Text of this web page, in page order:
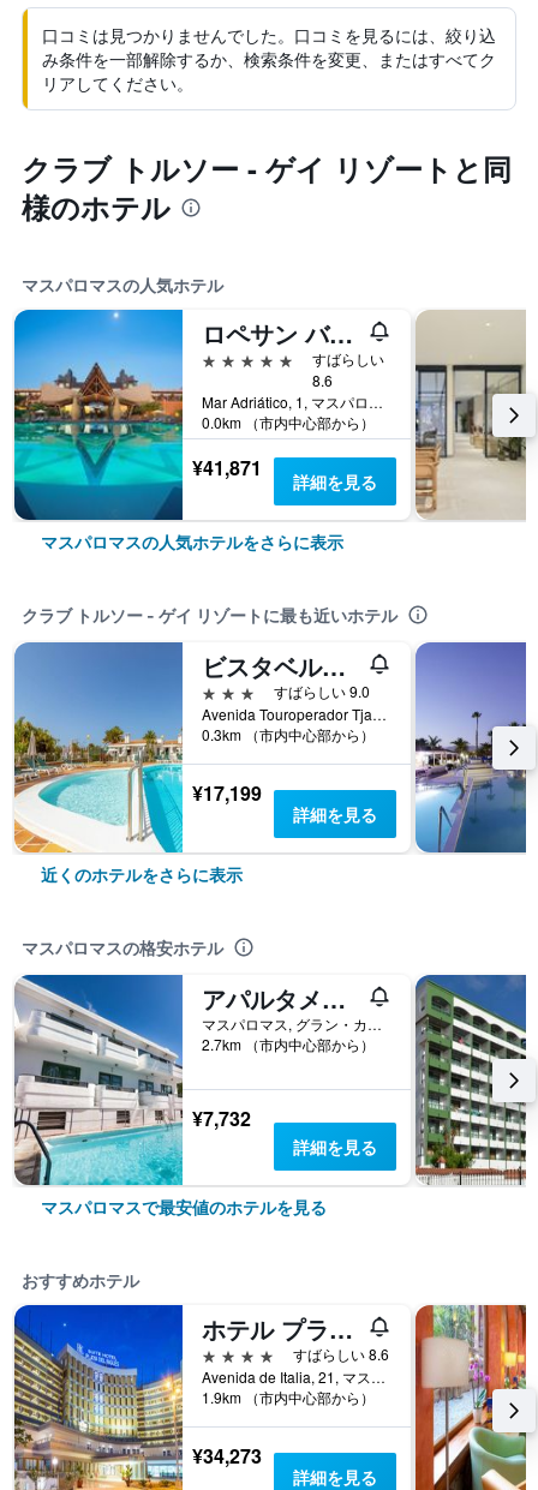
口コミは見つかりませんでした。口コミを見るには、絞り込
み条件を一部解除するか、検索条件を変更、またはすべてク
リアしてください。
クラブ トルソー - ゲイ リゾートと同
様のホテル
マスパロマスの人気ホテル
ロペサン バオバブ リゾート
5つ星
すばらしい
8.6
Mar Adriático, 1, マスパロマス, グラン・カナリア島, スペイン
0.0km （市内中心部から）
¥41,871 詳細を見る
マスパロマスの人気ホテルをさらに表示
クラブ トルソー - ゲイ リゾートに最も近いホテル
ビスタベルデ成人専用
3つ星
すばらしい 9.0
Avenida Touroperador Tjaereborg, 90-92, マスパロマス, グラン・カナリア島, スペイン
0.3km （市内中心部から）
¥17,199
詳細を見る
近くのホテルをさらに表示
マスパロマスの格安ホテル
アパルタメントス オリンピア
マスパロマス, グラン・カナリア島, スペイン
2.7km （市内中心部から）
¥7,732
詳細を見る
マスパロマスで最安値のホテルを見る
おすすめホテル
ホテル プラヤ デル イングレス
4つ星
すばらしい 8.6
Avenida de Italia, 21, マスパロマス, グラン・カナリア島, スペイン
1.9km （市内中心部から）
¥34,273
詳細を見る